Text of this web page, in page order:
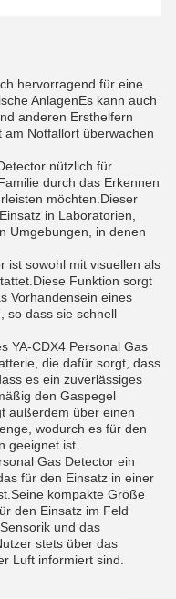
hervorragend für eine
AnlagenEs kann auch
anderen Ersthelfern
Notfallort überwachen
nützlich für
durch das Erkennen
möchten.Dieser
in Laboratorien,
Umgebungen, in denen
ist sowohl mit visuellen als
Funktion sorgt
Vorhandensein eines
so dass sie schnell
YA-CDX4 Personal Gas
die dafür sorgt, dass
es ein zuverlässiges
den Gaspegel
außerdem über einen
wodurch es für den
geeignet ist.
Gas Detector ein
für den Einsatz in einer
kompakte Größe
den Einsatz im Feld
und das
stets über das
Luft informiert sind.